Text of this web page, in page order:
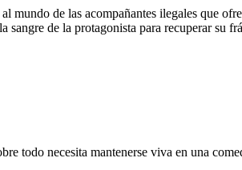
de las acompañantes ilegales que
de la protagonista para recuperar su
todo necesita mantenerse viva en una